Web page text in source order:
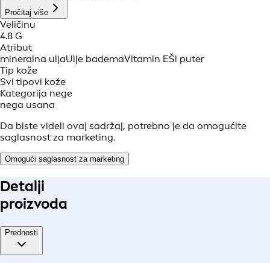
Pročitaj više
Veličinu
4.8 G
Atribut
mineralna uljaUlje bademaVitamin EŠi puter
Tip kože
Svi tipovi kože
Kategorija nege
nega usana
Da biste videli ovaj sadržaj, potrebno je da omogućite
saglasnost za marketing.
Omogući saglasnost za marketing
Detalji
proizvoda
Prednosti